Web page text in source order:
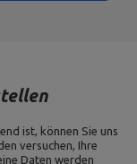
ist, können Sie uns
versuchen, Ihre
Daten werden